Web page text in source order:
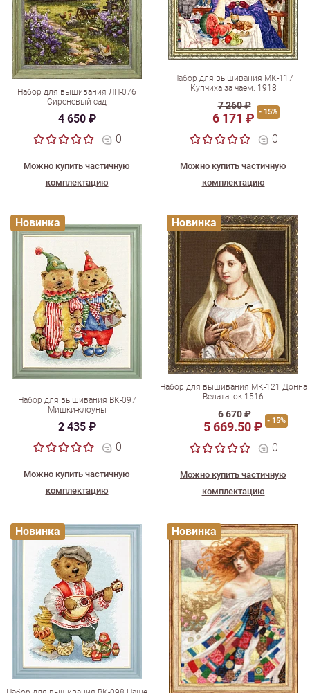
Набор для вышивания ЛП-076
Сиреневый сад
4 650 ₽
0
Можно купить частичную
комплектацию
Набор для вышивания МК-117
Купчиха за чаем. 1918
7 260 ₽
6 171 ₽ - 15%
0
Можно купить частичную
комплектацию
Набор для вышивания ВК-097
Мишки-клоуны
2 435 ₽
0
Можно купить частичную
комплектацию
Новинка
Набор для вышивания МК-121 Донна
Велата. ок 1516
6 670 ₽
5 669.50 ₽ - 15%
0
Можно купить частичную
комплектацию
Новинка
Новинка Новинка